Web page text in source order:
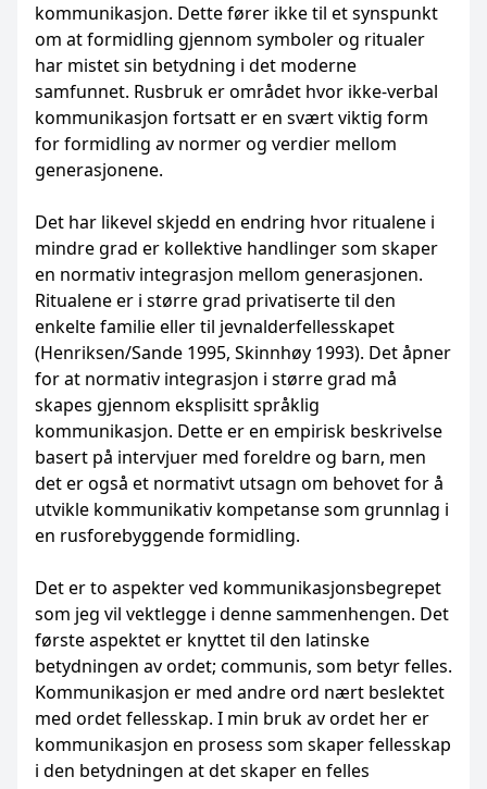
kommunikasjon. Dette fører ikke til et synspunkt
om at formidling gjennom symboler og ritualer
har mistet sin betydning i det moderne
samfunnet. Rusbruk er området hvor ikke-verbal
kommunikasjon fortsatt er en svært viktig form
for formidling av normer og verdier mellom
generasjonene.
Det har likevel skjedd en endring hvor ritualene i
mindre grad er kollektive handlinger som skaper
en normativ integrasjon mellom generasjonen.
Ritualene er i større grad privatiserte til den
enkelte familie eller til jevnalderfellesskapet
(Henriksen/Sande 1995, Skinnhøy 1993). Det åpner
for at normativ integrasjon i større grad må
skapes gjennom eksplisitt språklig
kommunikasjon. Dette er en empirisk beskrivelse
basert på intervjuer med foreldre og barn, men
det er også et normativt utsagn om behovet for å
utvikle kommunikativ kompetanse som grunnlag i
en rusforebyggende formidling.
Det er to aspekter ved kommunikasjonsbegrepet
som jeg vil vektlegge i denne sammenhengen. Det
første aspektet er knyttet til den latinske
betydningen av ordet; communis, som betyr felles.
Kommunikasjon er med andre ord nært beslektet
med ordet fellesskap. I min bruk av ordet her er
kommunikasjon en prosess som skaper fellesskap
i den betydningen at det skaper en felles